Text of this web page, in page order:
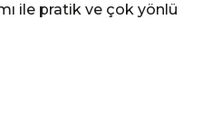
ile pratik ve çok yönlü